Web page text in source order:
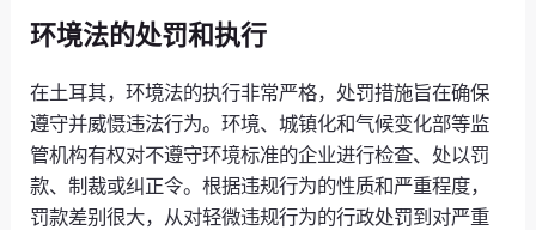
环境法的处罚和执行
在土耳其，环境法的执行非常严格，处罚措施旨在确保
遵守并威慑违法行为。环境、城镇化和气候变化部等监
管机构有权对不遵守环境标准的企业进行检查、处以罚
款、制裁或纠正令。根据违规行为的性质和严重程度，
罚款差别很大，从对轻微违规行为的行政处罚到对严重